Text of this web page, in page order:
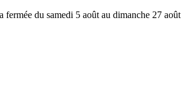
fermée du samedi 5 août au dimanche 27 août